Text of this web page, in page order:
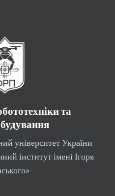
та
університет України
інститут імені Ігоря